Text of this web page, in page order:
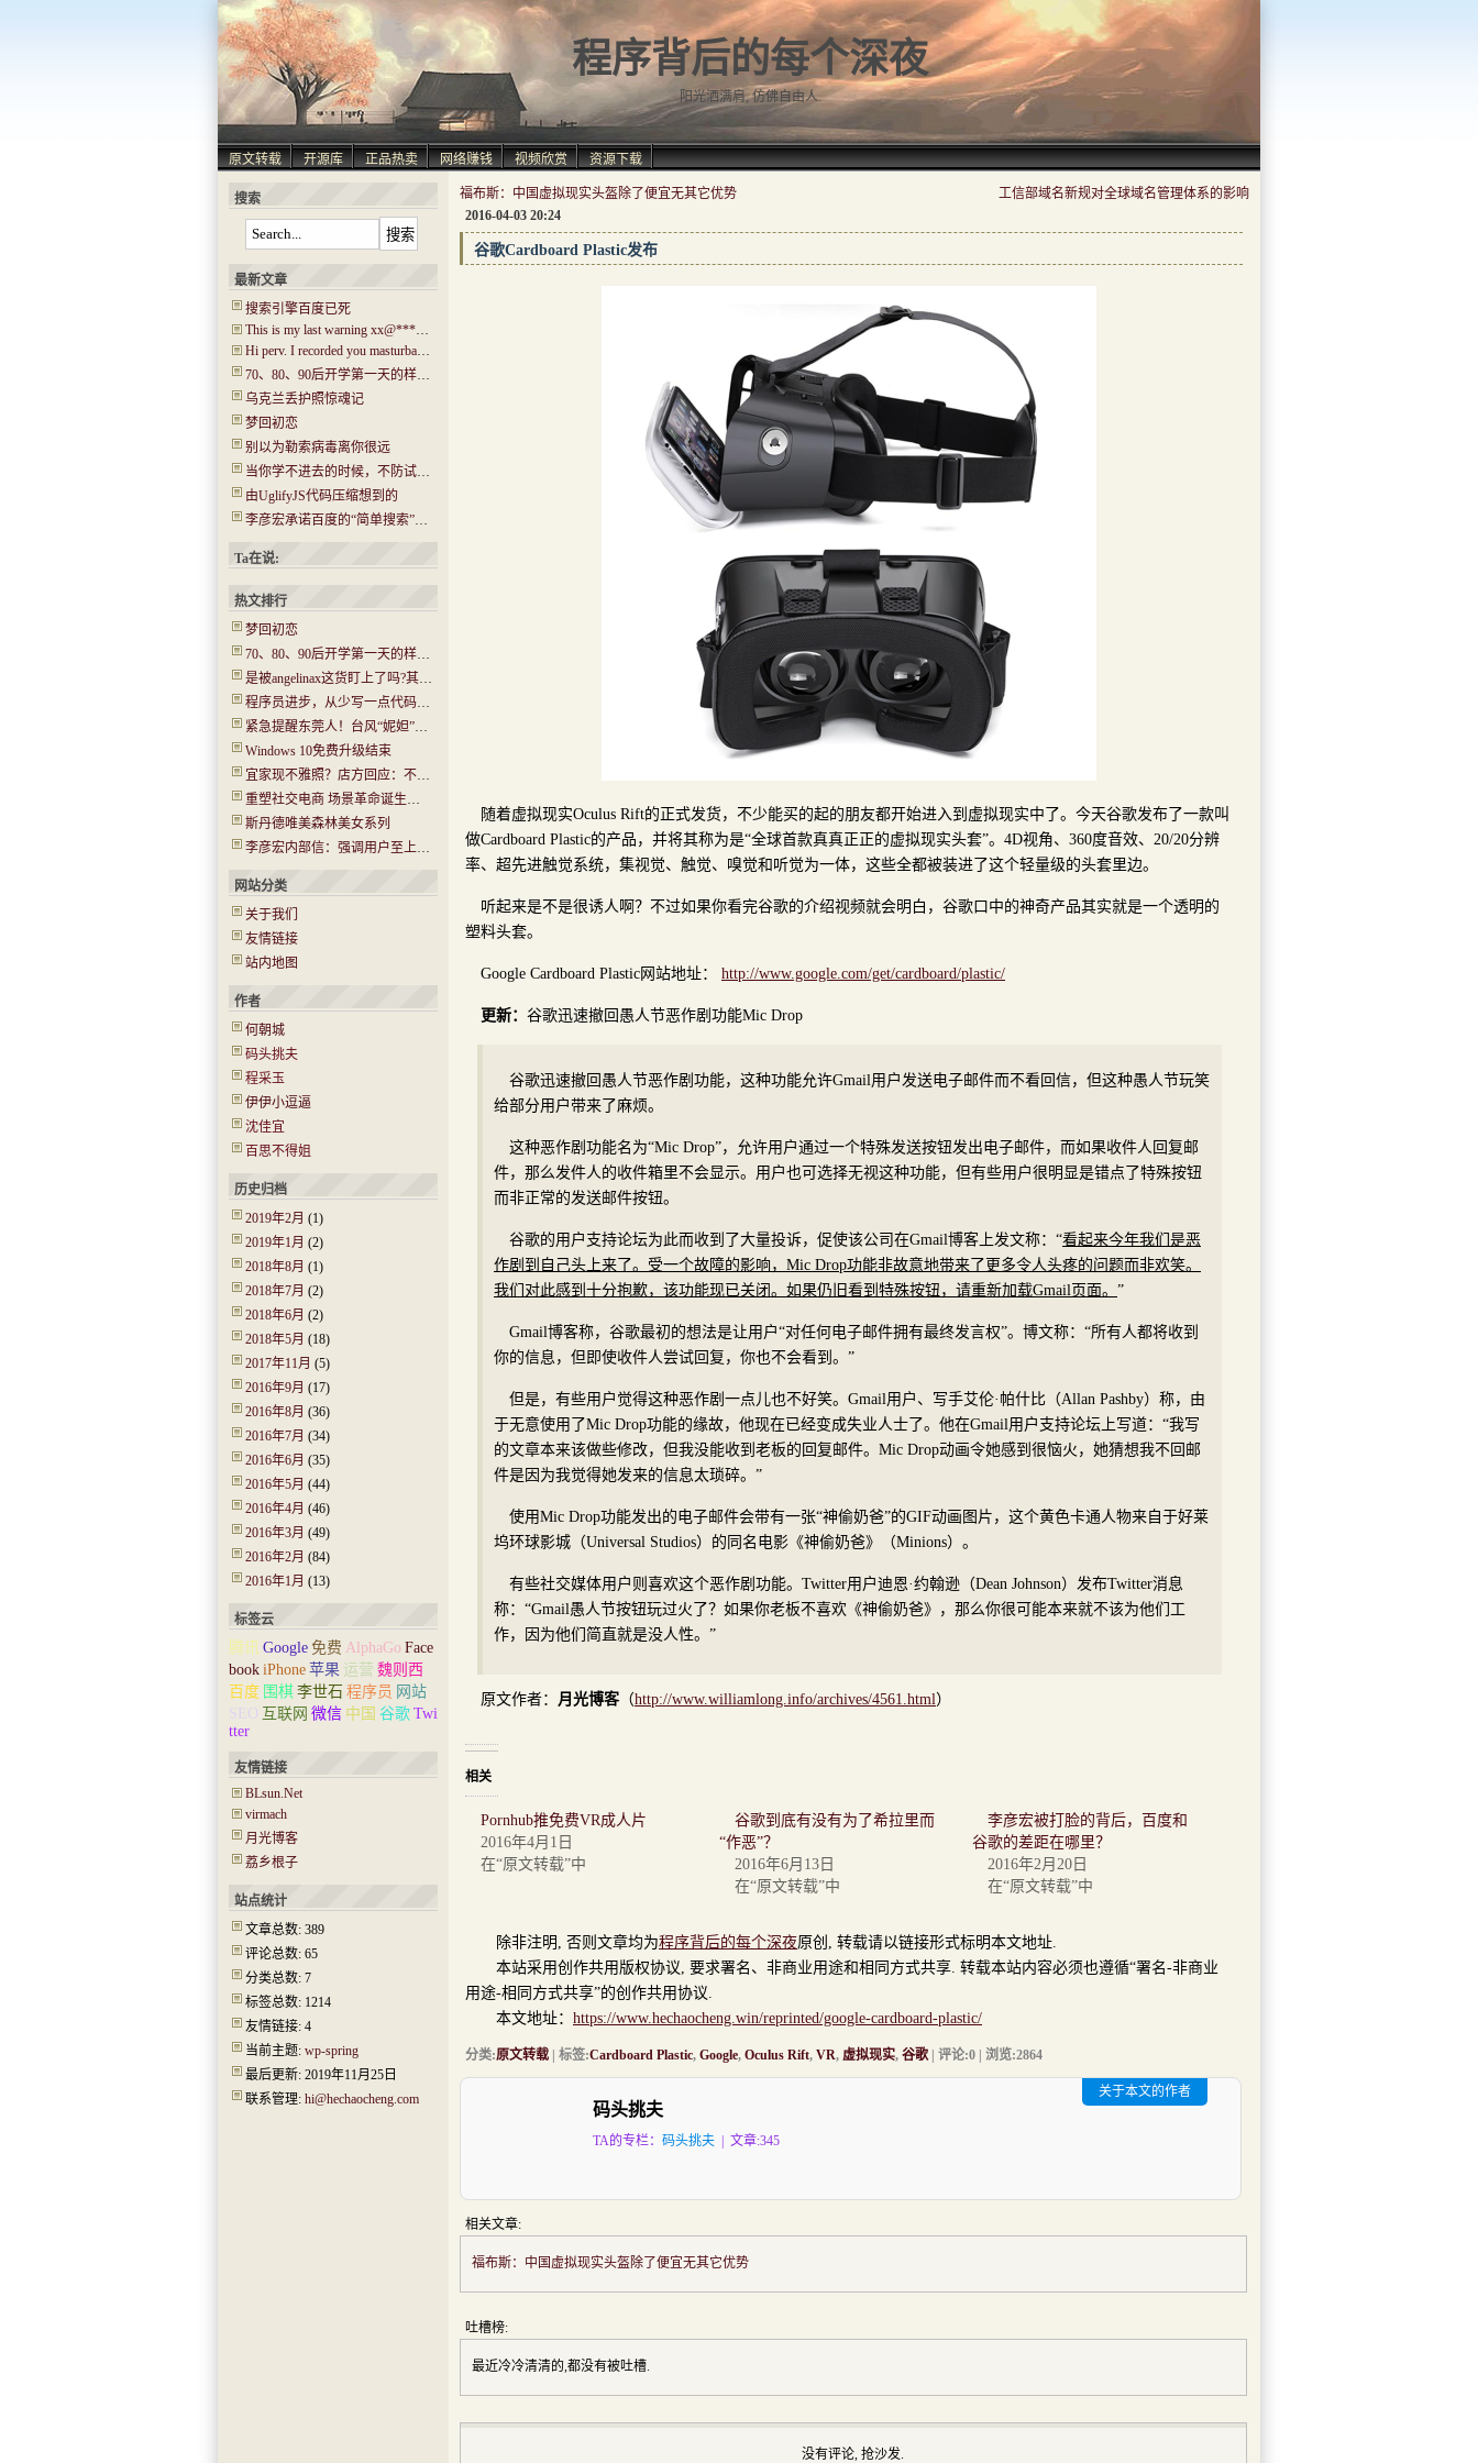
程序背后的每个深夜
阳光洒满肩, 仿佛自由人.
原文转载 开源库 正品热卖 网络赚钱 视频欣赏 资源下载
福布斯：中国虚拟现实头盔除了便宜无其它优势
工信部域名新规对全球域名管理体系的影响
2016-04-03 20:24
谷歌Cardboard Plastic发布
随着虚拟现实Oculus Rift的正式发货，不少能买的起的朋友都开始进入到虚拟现实中了。今天谷歌发布了一款叫
做Cardboard Plastic的产品，并将其称为是“全球首款真真正正的虚拟现实头套”。4D视角、360度音效、20/20分辨
率、超先进触觉系统，集视觉、触觉、嗅觉和听觉为一体，这些全都被装进了这个轻量级的头套里边。
听起来是不是很诱人啊？不过如果你看完谷歌的介绍视频就会明白，谷歌口中的神奇产品其实就是一个透明的
塑料头套。
Google Cardboard Plastic网站地址： http://www.google.com/get/cardboard/plastic/
更新： 谷歌迅速撤回愚人节恶作剧功能Mic Drop
谷歌迅速撤回愚人节恶作剧功能，这种功能允许Gmail用户发送电子邮件而不看回信，但这种愚人节玩笑
给部分用户带来了麻烦。
这种恶作剧功能名为“Mic Drop”，允许用户通过一个特殊发送按钮发出电子邮件，而如果收件人回复邮
件，那么发件人的收件箱里不会显示。用户也可选择无视这种功能，但有些用户很明显是错点了特殊按钮
而非正常的发送邮件按钮。
谷歌的用户支持论坛为此而收到了大量投诉，促使该公司在Gmail博客上发文称：“看起来今年我们是恶
作剧到自己头上来了。受一个故障的影响，Mic Drop功能非故意地带来了更多令人头疼的问题而非欢笑。
我们对此感到十分抱歉，该功能现已关闭。如果仍旧看到特殊按钮，请重新加载Gmail页面。 ”
Gmail博客称，谷歌最初的想法是让用户“对任何电子邮件拥有最终发言权”。博文称：“所有人都将收到
你的信息，但即使收件人尝试回复，你也不会看到。”
但是，有些用户觉得这种恶作剧一点儿也不好笑。Gmail用户、写手艾伦·帕什比（Allan Pashby）称，由
于无意使用了Mic Drop功能的缘故，他现在已经变成失业人士了。他在Gmail用户支持论坛上写道：“我写
的文章本来该做些修改，但我没能收到老板的回复邮件。Mic Drop动画令她感到很恼火，她猜想我不回邮
件是因为我觉得她发来的信息太琐碎。”
使用Mic Drop功能发出的电子邮件会带有一张“神偷奶爸”的GIF动画图片，这个黄色卡通人物来自于好莱
坞环球影城（Universal Studios）的同名电影《神偷奶爸》（Minions）。
有些社交媒体用户则喜欢这个恶作剧功能。Twitter用户迪恩·约翰逊（Dean Johnson）发布Twitter消息
称：“Gmail愚人节按钮玩过火了？如果你老板不喜欢《神偷奶爸》，那么你很可能本来就不该为他们工
作，因为他们简直就是没人性。”
原文作者： 月光博客（http://www.williamlong.info/archives/4561.html）
相关
Pornhub推免费VR成人片
2016年4月1日
在“原文转载”中
谷歌到底有没有为了希拉里而
“作恶”？
2016年6月13日
在“原文转载”中
李彦宏被打脸的背后，百度和
谷歌的差距在哪里？
2016年2月20日
在“原文转载”中
除非注明, 否则文章均为程序背后的每个深夜原创, 转载请以链接形式标明本文地址.
本站采用创作共用版权协议, 要求署名、非商业用途和相同方式共享. 转载本站内容必须也遵循“署名-非商业
用途-相同方式共享”的创作共用协议.
本文地址： https://www.hechaocheng.win/reprinted/google-cardboard-plastic/
分类:原文转载 | 标签:Cardboard Plastic, Google, Oculus Rift, VR, 虚拟现实, 谷歌 | 评论:0 | 浏览:2864
码头挑夫
TA的专栏： 码头挑夫 | 文章:345
关于本文的作者
相关文章:
福布斯：中国虚拟现实头盔除了便宜无其它优势
吐槽榜:
最近冷冷清清的,都没有被吐槽.
没有评论, 抢沙发.
搜索
最新文章
搜索引擎百度已死
This is my last warning xx@****.com!
Hi perv. I recorded you masturbating! I have captured ‘Hi.mp4’!
70、80、90后开学第一天的样子！你还记得吗？看哭了…..
乌克兰丢护照惊魂记
梦回初恋
别以为勒索病毒离你很远
当你学不进去的时候，不防试试“普瑞马法则”
由UglifyJS代码压缩想到的
李彦宏承诺百度的“简单搜索”没有任何广告
Ta在说:
热文排行
梦回初恋
70、80、90后开学第一天的样子！你还记得吗？看哭了…..
是被angelinax这货盯上了吗?其IP为180.97.106.*
程序员进步，从少写一点代码开始
紧急提醒东莞人！台风“妮妲”今晚或登陆！将有14级大风！
Windows 10免费升级结束
宜家现不雅照？店方回应：不是北京的 已经报警(图)
重塑社交电商 场景革命诞生新机会
斯丹德唯美森林美女系列
李彦宏内部信：强调用户至上 牺牲收入在所不惜
网站分类
关于我们
友情链接
站内地图
作者
何朝城
码头挑夫
程采玉
伊伊小逗逼
沈佳宜
百思不得姐
历史归档
2019年2月 (1)
2019年1月 (2)
2018年8月 (1)
2018年7月 (2)
2018年6月 (2)
2018年5月 (18)
2017年11月 (5)
2016年9月 (17)
2016年8月 (36)
2016年7月 (34)
2016年6月 (35)
2016年5月 (44)
2016年4月 (46)
2016年3月 (49)
2016年2月 (84)
2016年1月 (13)
标签云
腾讯 Google 免费 AlphaGo Face
book iPhone 苹果 运营 魏则西
百度 围棋 李世石 程序员 网站
互联网 微信 中国 谷歌 Twi
tter
友情链接
BLsun.Net
virmach
月光博客
荔乡根子
站点统计
文章总数: 389
评论总数: 65
分类总数: 7
标签总数: 1214
友情链接: 4
当前主题: wp-spring
最后更新: 2019年11月25日
联系管理: hi@hechaocheng.com